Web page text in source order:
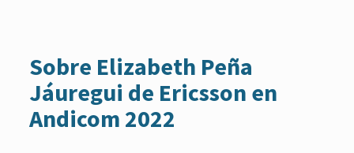
Sobre Elizabeth Peña
Jáuregui de Ericsson en
Andicom 2022